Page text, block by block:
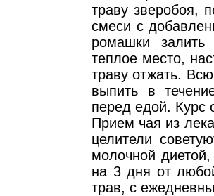
траву зверобоя,
смеси с
ромашки
теплое место,
траву отжать.
выпить в
перед едой. Курс
Прием чая из
целители
молочной
на 3 дня от
трав, с